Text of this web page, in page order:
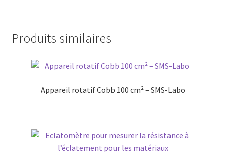
Produits similaires
Appareil rotatif Cobb 100 cm² – SMS-Labo